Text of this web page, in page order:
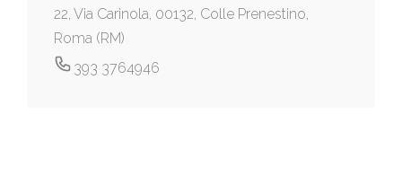
22, Via Carinola, 00132, Colle Prenestino,
Roma (RM)
393 3764946